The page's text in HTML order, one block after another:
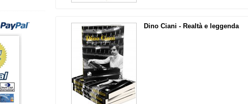
Dino Ciani - Realtà e leggenda